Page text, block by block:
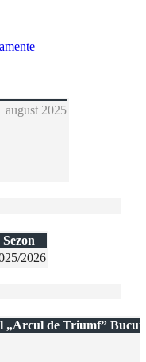
august 2025
Sezon
2026
„Arcul de Triumf”